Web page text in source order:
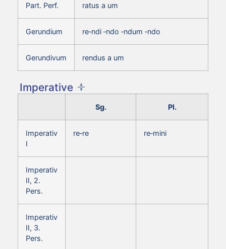
Part. Perf. ratus a um
Gerundium re‑ndi ‑ndo ‑ndum ‑ndo
Gerundivum rendus a um
Imperative
Sg. Pl.
Imperativ
I
re‑re re‑mini
Imperativ
II, 2.
Pers.
Imperativ
II, 3.
Pers.